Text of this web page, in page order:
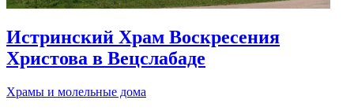
Истринский Храм Воскресения
Христова в Вецслабаде
Храмы и молельные дома